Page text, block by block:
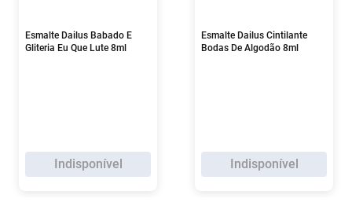
Esmalte Dailus Babado E
Gliteria Eu Que Lute 8ml
Indisponível
Esmalte Dailus Cintilante
Bodas De Algodão 8ml
Indisponível